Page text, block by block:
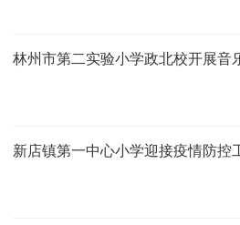
林州市第二实验小学政北校开展音
新店镇第一中心小学迎接疫情防控